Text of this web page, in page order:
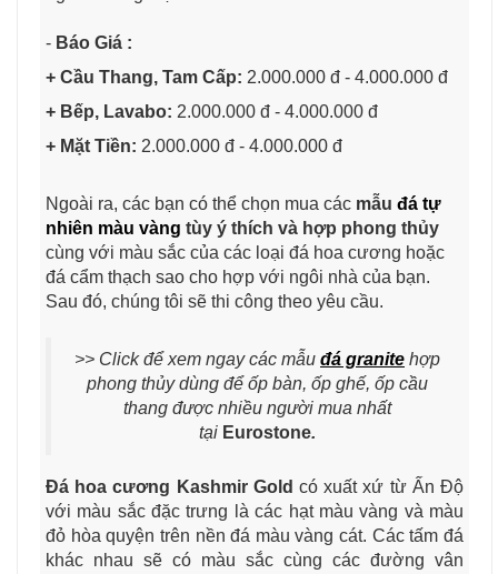
- Báo Giá :
+ Cầu Thang, Tam Cấp: 2.000.000 đ - 4.000.000 đ
+ Bếp, Lavabo: 2.000.000 đ - 4.000.000 đ
+ Mặt Tiền: 2.000.000 đ - 4.000.000 đ
Ngoài ra, các bạn có thể chọn mua các mẫu đá tự
nhiên màu vàng tùy ý thích và hợp phong thủy
cùng với màu sắc của các loại đá hoa cương hoặc
đá cẩm thạch sao cho hợp với ngôi nhà của bạn.
Sau đó, chúng tôi sẽ thi công theo yêu cầu.
>> Click để xem ngay các mẫu đá granite hợp
phong thủy dùng để ốp bàn, ốp ghế, ốp cầu
thang được nhiều người mua nhất
tại Eurostone.
Đá hoa cương Kashmir Gold có xuất xứ từ Ấn Độ
với màu sắc đặc trưng là các hạt màu vàng và màu
đỏ hòa quyện trên nền đá màu vàng cát. Các tấm đá
khác nhau sẽ có màu sắc cùng các đường vân